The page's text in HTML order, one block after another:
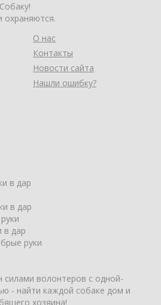
охраняются.
О нас
Контакты
Новости сайта
Нашли ошибку?
в дар
в дар
в дар
руки
силами волонтеров с одной-
- найти каждой собаке дом и
хозяина!